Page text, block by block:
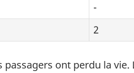
-
2
ont perdu la